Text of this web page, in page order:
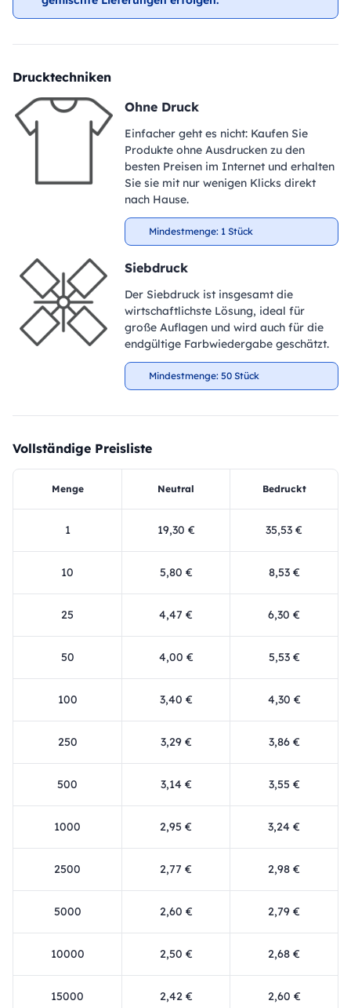
Drucktechniken
Ohne Druck
Einfacher geht es nicht: Kaufen Sie
Produkte ohne Ausdrucken zu den
besten Preisen im Internet und erhalten
Sie sie mit nur wenigen Klicks direkt
nach Hause.
Mindestmenge: 1 Stück
Siebdruck
Der Siebdruck ist insgesamt die
wirtschaftlichste Lösung, ideal für
große Auflagen und wird auch für die
endgültige Farbwiedergabe geschätzt.
Mindestmenge: 50 Stück
Vollständige Preisliste
Menge Neutral Bedruckt
1 19,30 € 35,53 €
10 5,80 € 8,53 €
25 4,47 € 6,30 €
50 4,00 € 5,53 €
100 3,40 € 4,30 €
250 3,29 € 3,86 €
500 3,14 € 3,55 €
1000 2,95 € 3,24 €
2500 2,77 € 2,98 €
5000 2,60 € 2,79 €
10000 2,50 € 2,68 €
15000 2,42 € 2,60 €